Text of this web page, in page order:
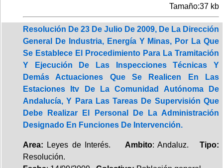
Tamaño:37 kb
Resolución De 23 De Julio De 2009, De La Dirección
General De Industria, Energía Y Minas, Por La Que
Se Establece El Procedimiento Para La Tramitación
Y Ejecución De Las Inspecciones Técnicas Y
Demás Actuaciones Que Se Realicen En Las
Estaciones Itv De La Comunidad Autónoma De
Andalucía, Y Para Las Tareas De Supervisión Que
Debe Realizar El Personal De La Administración
Designado En Funciones De Intervención.
Area: Leyes de Interés. Ambito: Andaluz.Tipo:
Resolución.